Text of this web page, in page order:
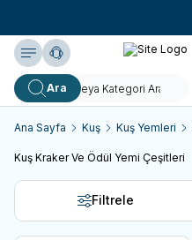
Yardım
Ara
Ana Sayfa Kuş Kuş Yemleri
Kuş Kraker Ve Ödül Yemi Çeşitleri
Filtrele